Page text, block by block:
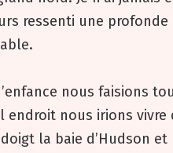
ressenti une
nous faisions
nous irions vivre
la baie d’Hudson et